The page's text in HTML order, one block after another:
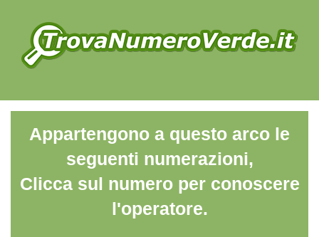
Appartengono a questo arco le
seguenti numerazioni,
Clicca sul numero per conoscere
l'operatore.